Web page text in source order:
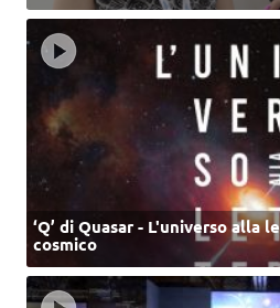
‘Q’ di Quasar - L'universo alla
cosmico